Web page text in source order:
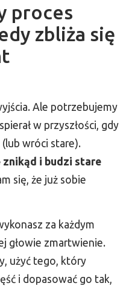
proces
zbliża się
Ale potrzebujemy
w przyszłości, gdy
wróci stare).
znikąd i budzi stare
się, że już sobie
za każdym
głowie zmartwienie.
użyć tego, który
i dopasować go tak,